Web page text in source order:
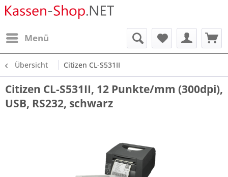
Menü
Übersicht Citizen CL-S531II
Citizen CL-S531II, 12 Punkte/mm (300dpi),
USB, RS232, schwarz